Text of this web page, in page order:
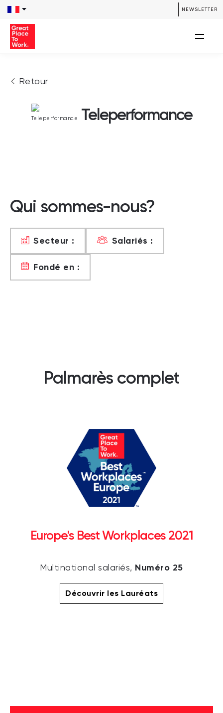
NEWSLETTER
Retour
Teleperformance
Qui sommes-nous?
Secteur : Salariés :
Fondé en :
Palmarès complet
Europe's Best Workplaces 2021
Multinational salariés, Numéro 25
Découvrir les Lauréats